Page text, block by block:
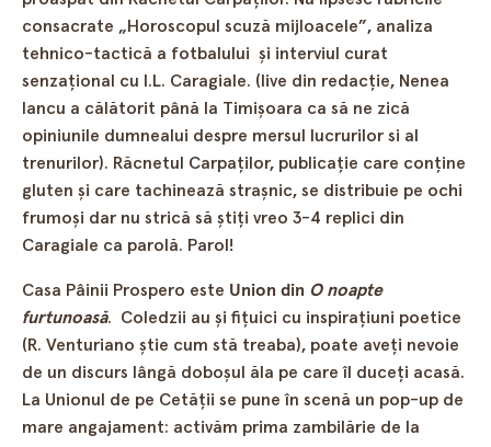
consacrate „Horoscopul scuză mijloacele”, analiza
tehnico-tactică a fotbalului şi interviul curat
senzaţional cu I.L. Caragiale. (live din redacţie, Nenea
Iancu a călătorit până la Timişoara ca să ne zică
opiniunile dumnealui despre mersul lucrurilor si al
trenurilor). Răcnetul Carpaților, publicație care conține
gluten şi care tachinează straşnic, se distribuie pe ochi
frumoşi dar nu strică să ştiţi vreo 3-4 replici din
Caragiale ca parolă. Parol!
Casa Pâinii Prospero este Union din O noapte
furtunoasă. Coledzii au şi fiţuici cu inspiraţiuni poetice
(R. Venturiano ştie cum stă treaba), poate aveţi nevoie
de un discurs lângă doboşul ăla pe care îl duceţi acasă.
La Unionul de pe Cetăţii se pune în scenă un pop-up de
mare angajament: activăm prima zambilărie de la